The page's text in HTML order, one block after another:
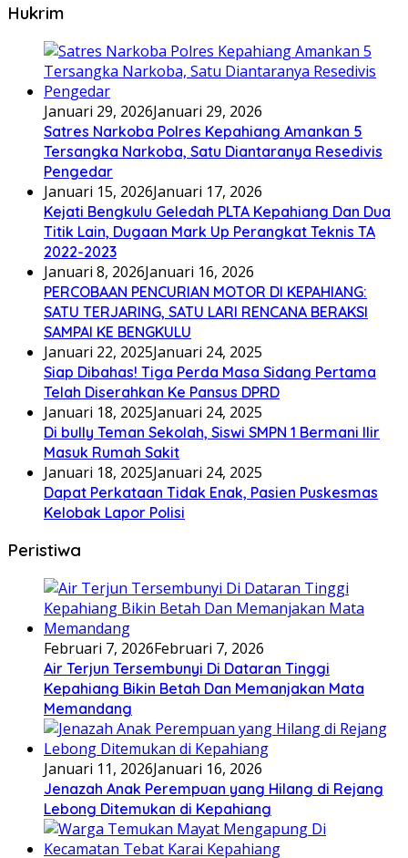
Hukrim
Januari 29, 2026Januari 29, 2026
Satres Narkoba Polres Kepahiang Amankan 5
Tersangka Narkoba, Satu Diantaranya Resedivis
Pengedar
Januari 15, 2026Januari 17, 2026
Kejati Bengkulu Geledah PLTA Kepahiang Dan Dua
Titik Lain, Dugaan Mark Up Perangkat Teknis TA
2022-2023
Januari 8, 2026Januari 16, 2026
PERCOBAAN PENCURIAN MOTOR DI KEPAHIANG:
SATU TERJARING, SATU LARI RENCANA BERAKSI
SAMPAI KE BENGKULU
Januari 22, 2025Januari 24, 2025
Siap Dibahas! Tiga Perda Masa Sidang Pertama
Telah Diserahkan Ke Pansus DPRD
Januari 18, 2025Januari 24, 2025
Di bully Teman Sekolah, Siswi SMPN 1 Bermani Ilir
Masuk Rumah Sakit
Januari 18, 2025Januari 24, 2025
Dapat Perkataan Tidak Enak, Pasien Puskesmas
Kelobak Lapor Polisi
Peristiwa
Februari 7, 2026Februari 7, 2026
Air Terjun Tersembunyi Di Dataran Tinggi
Kepahiang Bikin Betah Dan Memanjakan Mata
Memandang
Januari 11, 2026Januari 16, 2026
Jenazah Anak Perempuan yang Hilang di Rejang
Lebong Ditemukan di Kepahiang